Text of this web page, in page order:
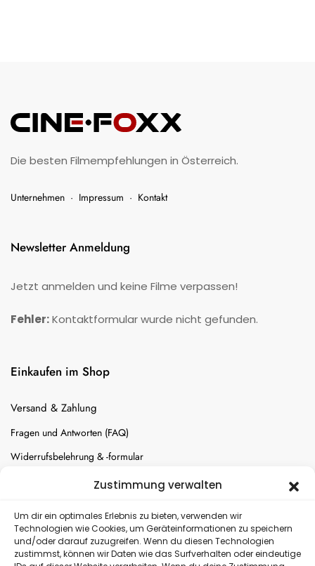
Zustimmung verwalten
Um dir ein optimales Erlebnis zu bieten, verwenden wir
Technologien wie Cookies, um Geräteinformationen zu speichern
und/oder darauf zuzugreifen. Wenn du diesen Technologien
zustimmst, können wir Daten wie das Surfverhalten oder eindeutige
Die besten Filmempfehlungen in Österreich.
Unternehmen · Impressum · Kontakt
Newsletter Anmeldung
Jetzt anmelden und keine Filme verpassen!
Fehler:Kontaktformular wurde nicht gefunden.
Einkaufen im Shop
Versand & Zahlung
Fragen und Antworten (FAQ)
Widerrufsbelehrung & -formular
Batterien-Entsorgung
Versand